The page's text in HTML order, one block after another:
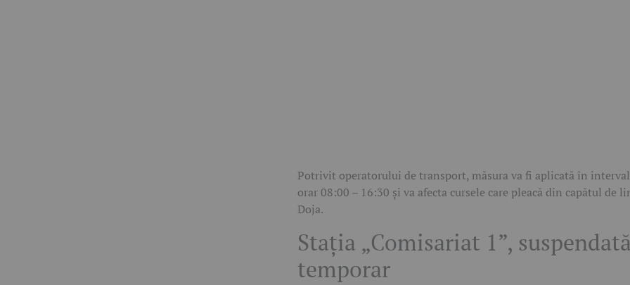
Potrivit operatorului de transport, măsura va fi aplicată în
orar 08:00 – 16:30 și va afecta cursele care pleacă din capătul de
Doja.
Stația „Comisariat 1”,
temporar